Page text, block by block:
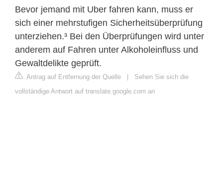
Bevor jemand mit Uber fahren kann, muss er
sich einer mehrstufigen Sicherheitsüberprüfung
unterziehen.³ Bei den Überprüfungen wird unter
anderem auf Fahren unter Alkoholeinfluss und
Gewaltdelikte geprüft.
Antrag auf Entfernung der Quelle
Sehen Sie sich die
vollständige Antwort auf translate.google.com an